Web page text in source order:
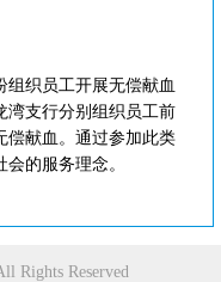
组织员工开展无偿献血
湾支行分别组织员工前
偿献血。通过参加此类
的服务理念。
Rights Reserved